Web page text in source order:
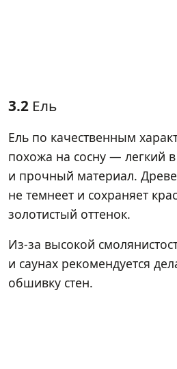
3.2 Ель
Ель по качественным
похожа на сосну — легкий
и прочный материал.
не темнеет и сохраняет
золотистый оттенок.
Из-за высокой
и саунах рекомендуется
обшивку стен.